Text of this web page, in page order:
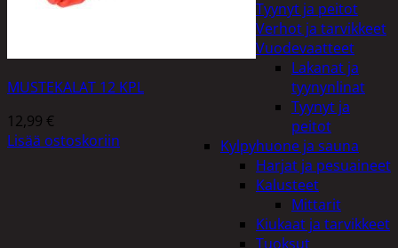
Tyynyt ja peitot
Verhot ja tarvikkeet
Vuodevaatteet
Lakanat ja
tyynynlinat
Tyynyt ja
peitot
Kylpyhuone ja sauna
Harjat ja pesuaineet
Kalusteet
Mittarit
Kiukaat ja tarvikkeet
Tuoksut
MUSTEKALAT 12 KPL
12,99 €
Lisää ostoskoriin